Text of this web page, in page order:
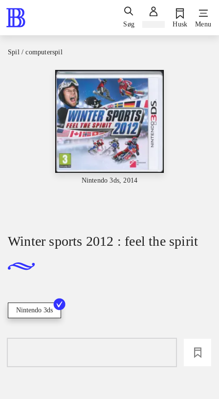
Søg Husk Menu
Spil / computerspil
Nintendo 3ds, 2014
Winter sports 2012 : feel the spirit
Nintendo 3ds